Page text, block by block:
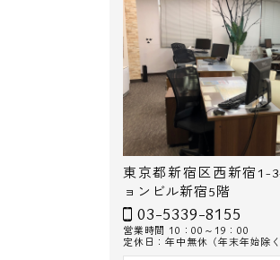
東京都新宿区西新宿1-
ョンビル新宿5階
03-5339-8155
営業時間 10：00～19：00
定休日：年中無休（年末年始除く